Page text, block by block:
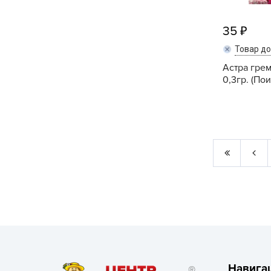
35
Товар
Астра
0,3гр.